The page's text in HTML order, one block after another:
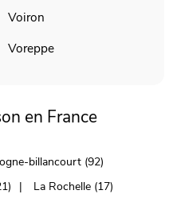
Voiron
Voreppe
en France
billancourt (92)
La Rochelle (17)